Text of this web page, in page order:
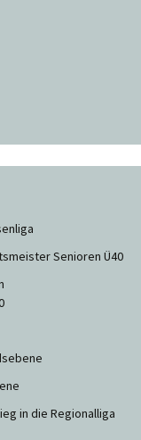
Senioren Ü40
in die Regionalliga